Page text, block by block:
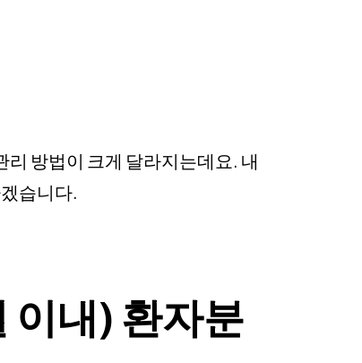
리 방법이 크게 달라지는데요. 내
습니다.
이내) 환자분